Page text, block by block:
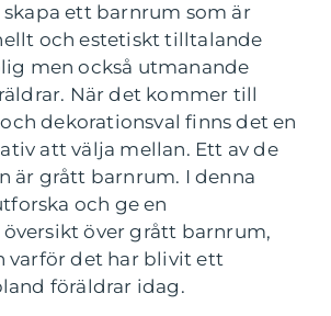
ett barnrum som är
och estetiskt tilltalande
men också utmanande
När det kommer till
dekorationsval finns det en
att välja mellan. Ett av de
är grått barnrum. I denna
och ge en
över grått barnrum,
varför det har blivit ett
föräldrar idag.